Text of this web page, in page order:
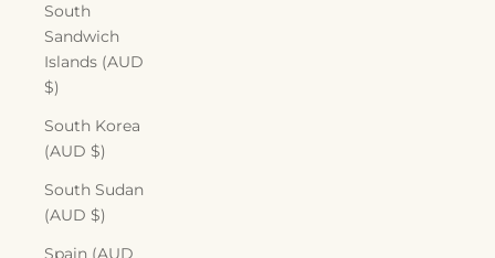
South
Sandwich
Islands (AUD
$)
South Korea
(AUD $)
South Sudan
(AUD $)
Spain (AUD